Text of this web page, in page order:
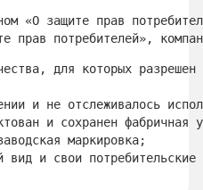
«О защите прав
прав потребителей»,
для которых
и не отслеживалось
и сохранен фабричная
маркировка;
вид и свои потребительские